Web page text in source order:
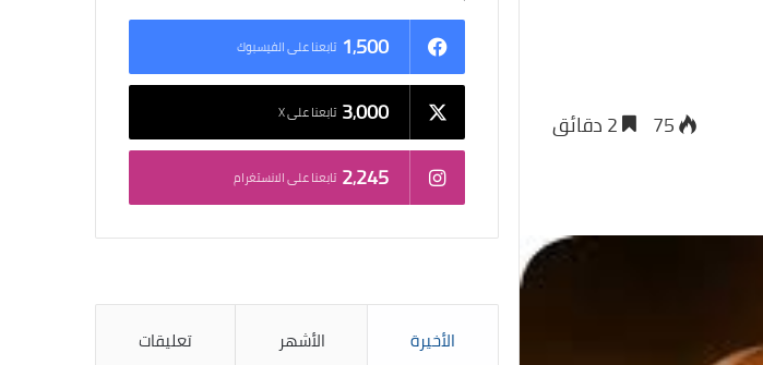
75
1٬500 تابعنا على الفيسبوك
3٬000 تابعنا على X
2٬245 تابعنا على الانستغرام
الأخيرة الأشهر تعليقات